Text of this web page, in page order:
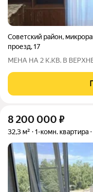
Советский район,
проезд,17
МЕНА НА 2 К.КВ. В
8 200 000 ₽
32,3 м² 1-комн. квартира